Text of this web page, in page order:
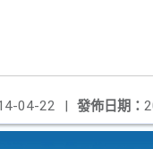
發佈日期：
04-22 |